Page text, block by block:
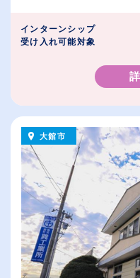
インターンシップ
受け入れ可能対象
大館市